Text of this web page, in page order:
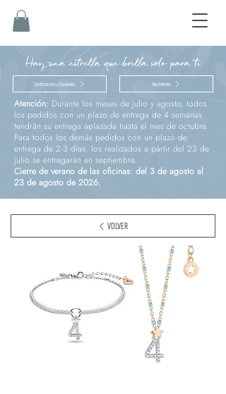
Hay una estrella que brilla sólo para ti
Confirmación y Comunión Nacimiento
Atención: Durante los meses de julio y agosto, todos
los pedidos con un plazo de entrega de 4 semanas
tendrán su entrega aplazada hasta el mes de octubre.
Para todos los demás pedidos con un plazo de
entrega de 2-3 días, los realizados a partir del 23 de
julio se entregarán en septiembre.
Cierre de verano de las oficinas: del 3 de agosto al
23 de agosto de 2026.
VOLVER